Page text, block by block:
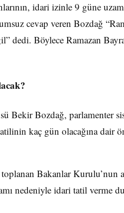
idari izinle 9 güne
cevap veren Bozdağ
dedi. Böylece Ramazan
Bekir Bozdağ, parlamenter
kaç gün olacağına dair
Bakanlar Kurulu’nun
nedeniyle idari tatil verme